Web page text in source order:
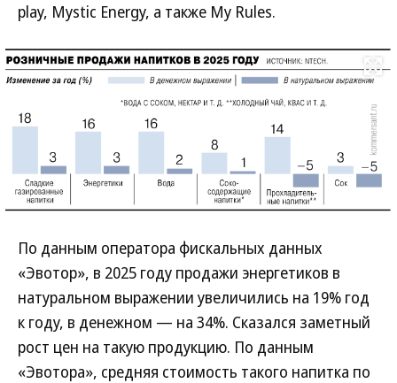
play, Mystic Energy, а также My Rules.
Развернуть
По данным оператора фискальных данных
«Эвотор», в 2025 году продажи энергетиков в
натуральном выражении увеличились на 19% год
к году, в денежном — на 34%. Сказался заметный
рост цен на такую продукцию. По данным
«Эвотора», средняя стоимость такого напитка по